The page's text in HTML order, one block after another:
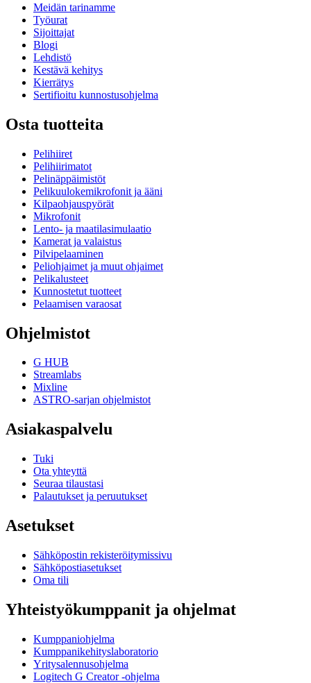
Meidän tarinamme
Työurat
Sijoittajat
Blogi
Lehdistö
Kestävä kehitys
Kierrätys
Sertifioitu kunnostusohjelma
Osta tuotteita
Pelihiiret
Pelihiirimatot
Pelinäppäimistöt
Pelikuulokemikrofonit ja ääni
Kilpaohjauspyörät
Mikrofonit
Lento- ja maatilasimulaatio
Kamerat ja valaistus
Pilvipelaaminen
Peliohjaimet ja muut ohjaimet
Pelikalusteet
Kunnostetut tuotteet
Pelaamisen varaosat
Ohjelmistot
G HUB
Streamlabs
Mixline
ASTRO-sarjan ohjelmistot
Asiakaspalvelu
Tuki
Ota yhteyttä
Seuraa tilaustasi
Palautukset ja peruutukset
Asetukset
Sähköpostin rekisteröitymissivu
Sähköpostiasetukset
Oma tili
Yhteistyökumppanit ja ohjelmat
Kumppaniohjelma
Kumppanikehityslaboratorio
Yritysalennusohjelma
Logitech G Creator -ohjelma